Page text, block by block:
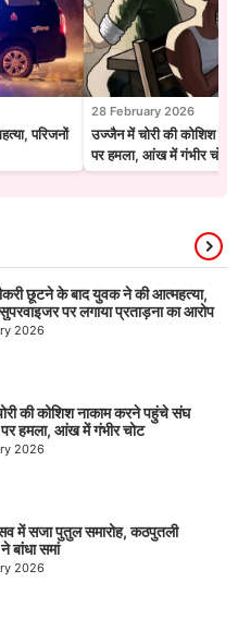
परिजनों
28 February 2026
उज्जैन में चोरी की कोशिश
पर हमला, आंख में गंभीर चोट
छूटने के बाद युवक ने की आत्महत्या,
पर लगाया प्रताड़ना का आरोप
2026
की कोशिश नाकाम करने पहुंचे संघ
पर हमला, आंख में गंभीर चोट
2026
में सजा पुतुल समारोह, कठपुतली
बांधा समां
2026